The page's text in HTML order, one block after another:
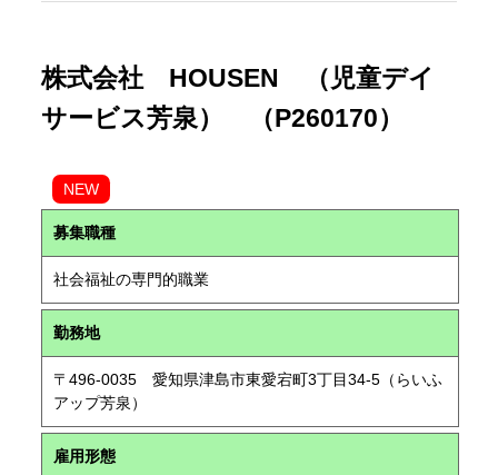
株式会社 HOUSEN （児童デイ
サービス芳泉） （P260170）
NEW
募集職種
社会福祉の専門的職業
勤務地
〒496-0035 愛知県津島市東愛宕町3丁目34-5（らいふ
アップ芳泉）
雇用形態